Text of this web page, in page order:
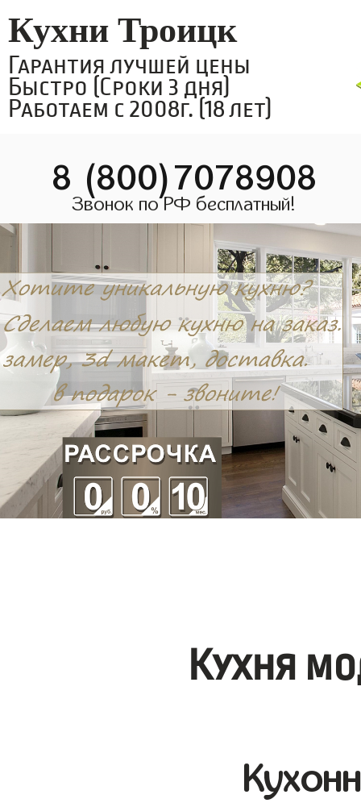
Кухни Троицк
Гарантия лучшей цены
Быстро (Сроки 3 дня)
Работаем с 2008г. (18 лет)
8 (800)7078908
Звонок по РФ бесплатный!
Кухня